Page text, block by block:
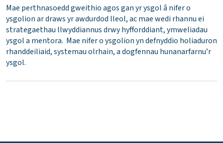
Mae perthnasoedd gweithio agos gan yr ysgol â nifer o
ysgolion ar draws yr awdurdod lleol, ac mae wedi rhannu ei
strategaethau llwyddiannus drwy hyfforddiant, ymweliadau
ysgol a mentora. Mae nifer o ysgolion yn defnyddio holiaduron
rhanddeiliaid, systemau olrhain, a dogfennau hunanarfarnu’r
ysgol.